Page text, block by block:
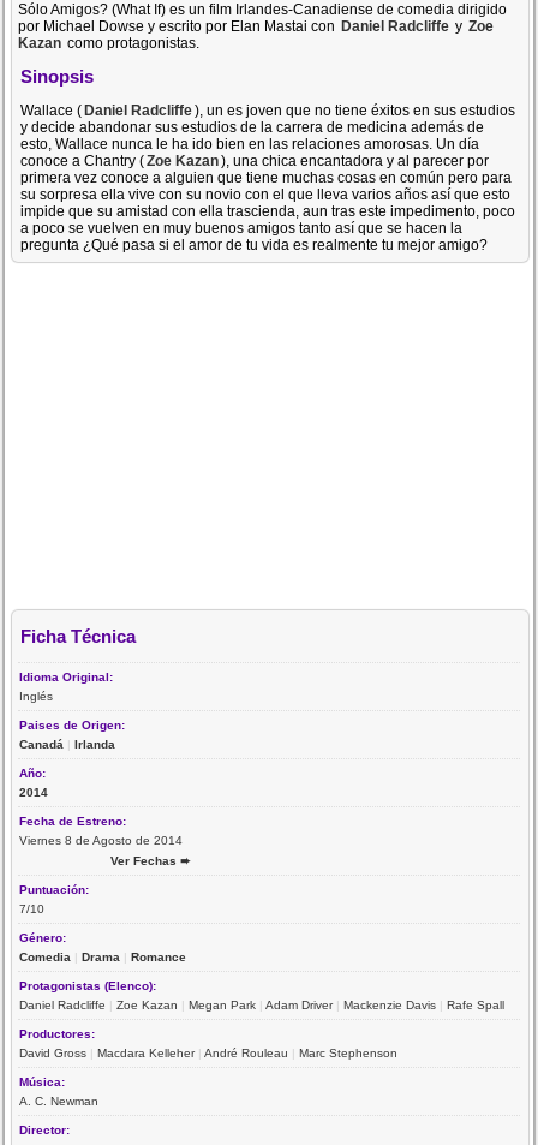
Sólo Amigos? (What If) es un film Irlandes-Canadiense de comedia dirigido
por Michael Dowse y escrito por Elan Mastai con Daniel Radcliffe y Zoe
Kazan como protagonistas.
Sinopsis
Wallace (Daniel Radcliffe), un es joven que no tiene éxitos en sus estudios
y decide abandonar sus estudios de la carrera de medicina además de
esto, Wallace nunca le ha ido bien en las relaciones amorosas. Un día
conoce a Chantry (Zoe Kazan), una chica encantadora y al parecer por
primera vez conoce a alguien que tiene muchas cosas en común pero para
su sorpresa ella vive con su novio con el que lleva varios años así que esto
impide que su amistad con ella trascienda, aun tras este impedimento, poco
a poco se vuelven en muy buenos amigos tanto así que se hacen la
pregunta ¿Qué pasa si el amor de tu vida es realmente tu mejor amigo?
Ficha Técnica
Idioma Original:
Inglés
Paises de Origen:
Canadá |Irlanda
Año:
2014
Fecha de Estreno:
Viernes 8 de Agosto de 2014
Ver Fechas ➨
Puntuación:
7/10
Género:
Comedia |Drama |Romance
Protagonistas (Elenco):
Daniel Radcliffe |Zoe Kazan |Megan Park |Adam Driver|Mackenzie Davis |Rafe Spall
Productores:
David Gross |Macdara Kelleher|André Rouleau |Marc Stephenson
Música:
A. C. Newman
Director: